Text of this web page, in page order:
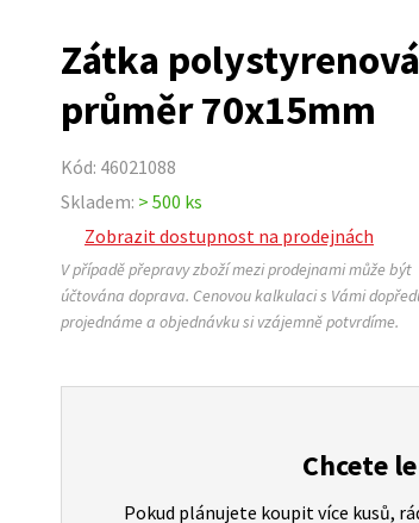
Zátka
průměr 70x15mm
Kód: 46021088
Skladem: > 500 ks
Zobrazit dostupnost na prodejnách
V případě přepravy zboží mezi prodejnami může být
účtována doprava. Cenovou kalkulaci s Vámi
projednáme a objednávku si vzájemně potvrdíme.
Chcete
Pokud plánujete koupit více kusů,